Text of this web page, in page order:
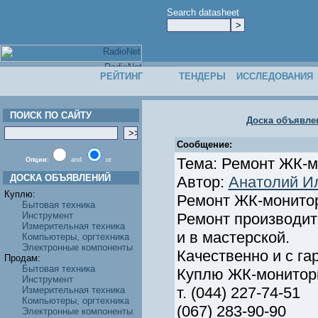
Search datasheet
РЕЙТИНГ ТЕНДЕРЫ ИССЛЕДОВАНИЯ
ПОИСК ПО САЙТУ
Опции: and or
ДОСКА ОБЪЯВЛЕНИЙ
Куплю:
Бытовая техника
Инструмент
Измерительная техника
Компьютеры, оргтехника
Электронные компоненты
Продам:
Бытовая техника
Инструмент
Измерительная техника
Компьютеры, оргтехника
Электронные компоненты
Доска
Сообщение:
Тема: Ремонт ЖК-
Автор: Анатолий
Ремонт ЖК-
Ремонт
и в мастерской.
Качественно и с
Куплю ЖК-
т. (044) 227-74-51
(067) 283-90-90